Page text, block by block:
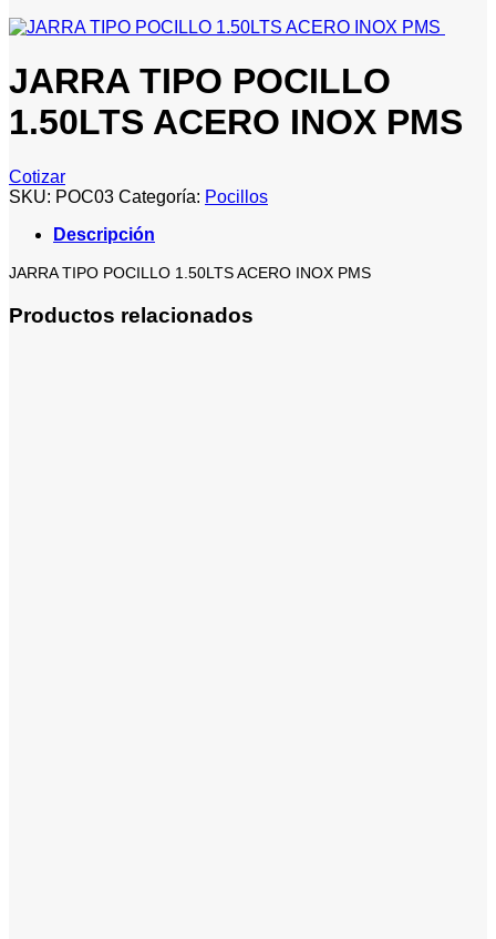
JARRA TIPO POCILLO
1.50LTS ACERO INOX PMS
Cotizar
SKU: POC03 Categoría: Pocillos
Descripción
JARRA TIPO POCILLO 1.50LTS ACERO INOX PMS
Productos relacionados